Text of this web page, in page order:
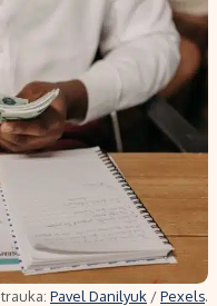
Pavel Danilyuk /Pexels.